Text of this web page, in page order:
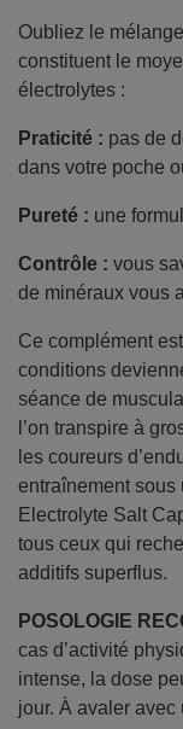
Oubliez le
constituent le
électrolytes :
Praticité : pas de
dans votre poche
Pureté : une
Contrôle : vous
de minéraux vous
Ce complément
conditions
séance de
l’on transpire à
les coureurs
entraînement sous
Electrolyte Salt
tous ceux qui
additifs superflus.
POSOLOGIE
cas d’activité
intense, la dose
jour. À avaler